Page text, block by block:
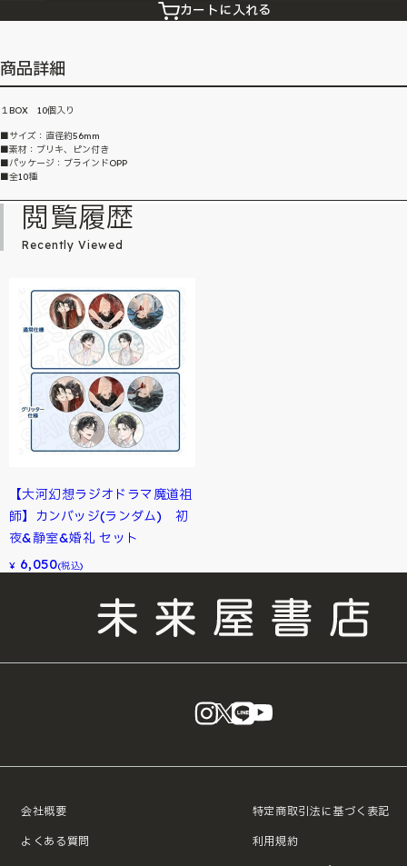
カートに入れる
商品詳細
１BOX 10個入り
■サイズ：直径約56mm
■素材：ブリキ、ピン付き
■パッケージ：ブラインドOPP
■全10種
閲覧履歴
Recently Viewed
【大河幻想ラジオドラマ魔道祖
師】カンバッジ(ランダム) 初
夜&静室&婚礼 セット
¥ 6,050(税込)
instagram
X LINE
会社概要
よくある質問
特定商取引法に基づく表記
利用規約